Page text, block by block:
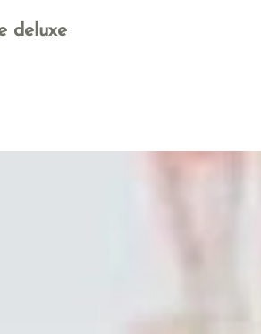
deluxe